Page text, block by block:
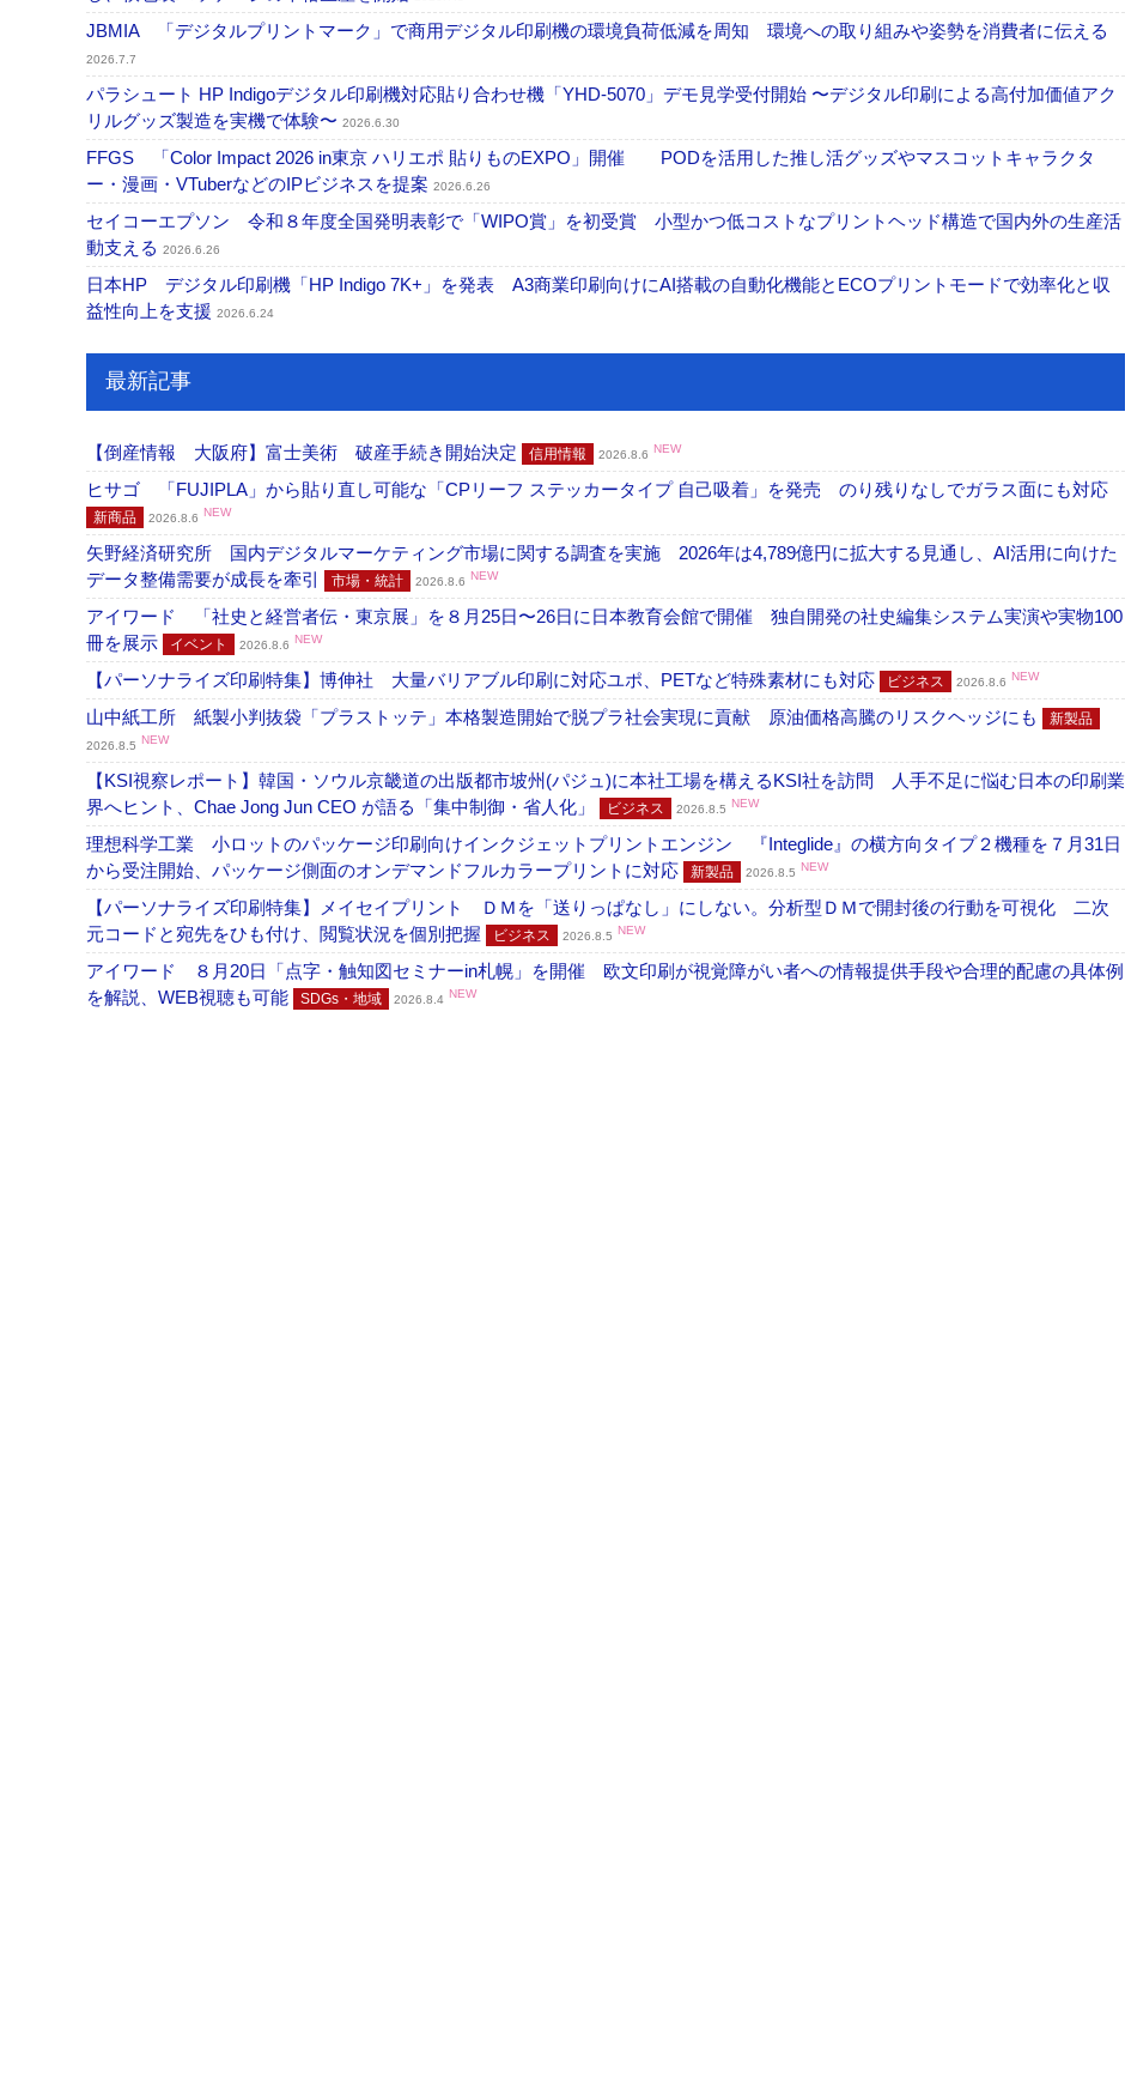
JBMIA 「デジタルプリントマーク」で商用デジタル印刷機の環境負荷低減を周知 環境への取り組みや姿勢を消費者に伝える
2026.7.7
パラシュート HP Indigoデジタル印刷機対応貼り合わせ機「YHD-5070」デモ見学受付開始 〜デジタル印刷による高付加価値アク
リルグッズ製造を実機で体験〜 2026.6.30
FFGS 「Color Impact 2026 in東京 ハリエポ 貼りものEXPO」開催 PODを活用した推し活グッズやマスコットキャラクタ
ー・漫画・VTuberなどのIPビジネスを提案 2026.6.26
セイコーエプソン 令和８年度全国発明表彰で「WIPO賞」を初受賞 小型かつ低コストなプリントヘッド構造で国内外の生産活
動支える 2026.6.26
日本HP デジタル印刷機「HP Indigo 7K+」を発表 A3商業印刷向けにAI搭載の自動化機能とECOプリントモードで効率化と収
益性向上を支援 2026.6.24
最新記事
【倒産情報 大阪府】富士美術 破産手続き開始決定 信用情報 2026.8.6 NEW
ヒサゴ 「FUJIPLA」から貼り直し可能な「CPリーフ ステッカータイプ 自己吸着」を発売 のり残りなしでガラス面にも対応
新商品 2026.8.6 NEW
矢野経済研究所 国内デジタルマーケティング市場に関する調査を実施 2026年は4,789億円に拡大する見通し、AI活用に向けた
データ整備需要が成長を牽引
市場・統計 2026.8.6 NEW
アイワード 「社史と経営者伝・東京展」を８月25日〜26日に日本教育会館で開催 独自開発の社史編集システム実演や実物100
冊を展示
イベント 2026.8.6 NEW
【パーソナライズ印刷特集】博伸社 大量バリアブル印刷に対応ユポ、PETなど特殊素材にも対応 ビジネス 2026.8.6 NEW
山中紙工所 紙製小判抜袋「プラストッテ」本格製造開始で脱プラ社会実現に貢献 原油価格高騰のリスクヘッジにも 新製品
2026.8.5 NEW
【KSI視察レポート】韓国・ソウル京畿道の出版都市坡州(パジュ)に本社工場を構えるKSI社を訪問 人手不足に悩む日本の印刷業
界へヒント、Chae Jong Jun CEO が語る「集中制御・省人化」
ビジネス 2026.8.5 NEW
理想科学工業 小ロットのパッケージ印刷向けインクジェットプリントエンジン 『Integlide』の横方向タイプ２機種を７月31日
から受注開始、パッケージ側面のオンデマンドフルカラープリントに対応
新製品 2026.8.5 NEW
【パーソナライズ印刷特集】メイセイプリント ＤＭを「送りっぱなし」にしない。分析型ＤＭで開封後の行動を可視化 二次
元コードと宛先をひも付け、閲覧状況を個別把握
ビジネス 2026.8.5 NEW
アイワード ８月20日「点字・触知図セミナーin札幌」を開催 欧文印刷が視覚障がい者への情報提供手段や合理的配慮の具体例
を解説、WEB視聴も可能
SDGs・地域 2026.8.4 NEW